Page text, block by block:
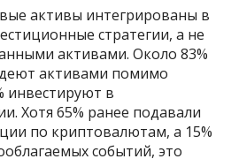
активы интегрированы в
стратегии, а не
активами. Около 83%
активами помимо
инвестируют в
Хотя 65% ранее подавали
по криптовалютам, а 15%
событий, это